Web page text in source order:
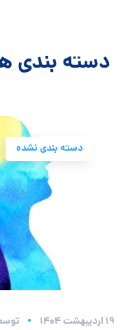
دسته بندی
دسته بندی نشده
19 اردیبهشت 1404